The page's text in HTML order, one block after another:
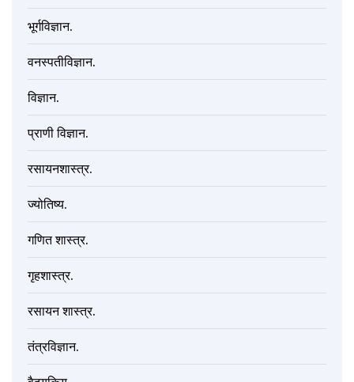
भूर्गविज्ञान.
वनस्पतीविज्ञान.
विज्ञान.
प्राणी विज्ञान.
रसायनशास्त्र.
ज्योतिष्य.
गणित शास्त्र.
गृहशास्त्र.
रसायन शास्त्र.
तंत्रविज्ञान.